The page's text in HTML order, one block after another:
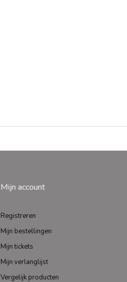
Mijn account
Registreren
Mijn bestellingen
Mijn tickets
Mijn verlanglijst
Vergelijk producten